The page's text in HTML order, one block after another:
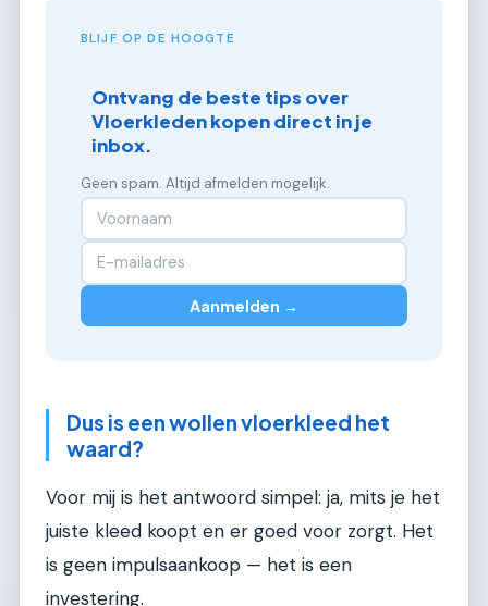
BLIJF OP DE HOOGTE
Ontvang de beste tips over
Vloerkleden kopen direct in je
inbox.
Geen spam. Altijd afmelden mogelijk.
Aanmelden →
Dus is een wollen vloerkleed het
waard?
Voor mij is het antwoord simpel: ja, mits je het
juiste kleed koopt en er goed voor zorgt. Het
is geen impulsaankoop — het is een
investering.